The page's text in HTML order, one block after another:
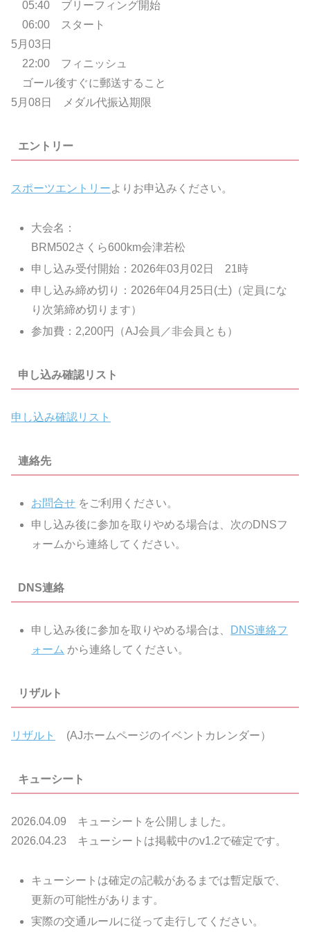
05:40 ブリーフィング開始
06:00 スタート
5月03日
22:00 フィニッシュ
ゴール後すぐに郵送すること
5月08日 メダル代振込期限
エントリー
スポーツエントリーよりお申込みください。
大会名：
BRM502さくら600km会津若松
申し込み受付開始：2026年03月02日 21時
申し込み締め切り：2026年04月25日(土)（定員にな
り次第締め切ります）
参加費：2,200円（AJ会員／非会員とも）
申し込み確認リスト
申し込み確認リスト
連絡先
お問合せ をご利用ください。
申し込み後に参加を取りやめる場合は、次のDNSフ
ォームから連絡してください。
DNS連絡
申し込み後に参加を取りやめる場合は、
DNS連絡フ
ォーム から連絡してください。
リザルト
リザルト (AJホームページのイベントカレンダー）
キューシート
2026.04.09 キューシートを公開しました。
2026.04.23 キューシートは掲載中のv1.2で確定です。
キューシートは確定の記載があるまでは暫定版で、
更新の可能性があります。
実際の交通ルールに従って走行してください。